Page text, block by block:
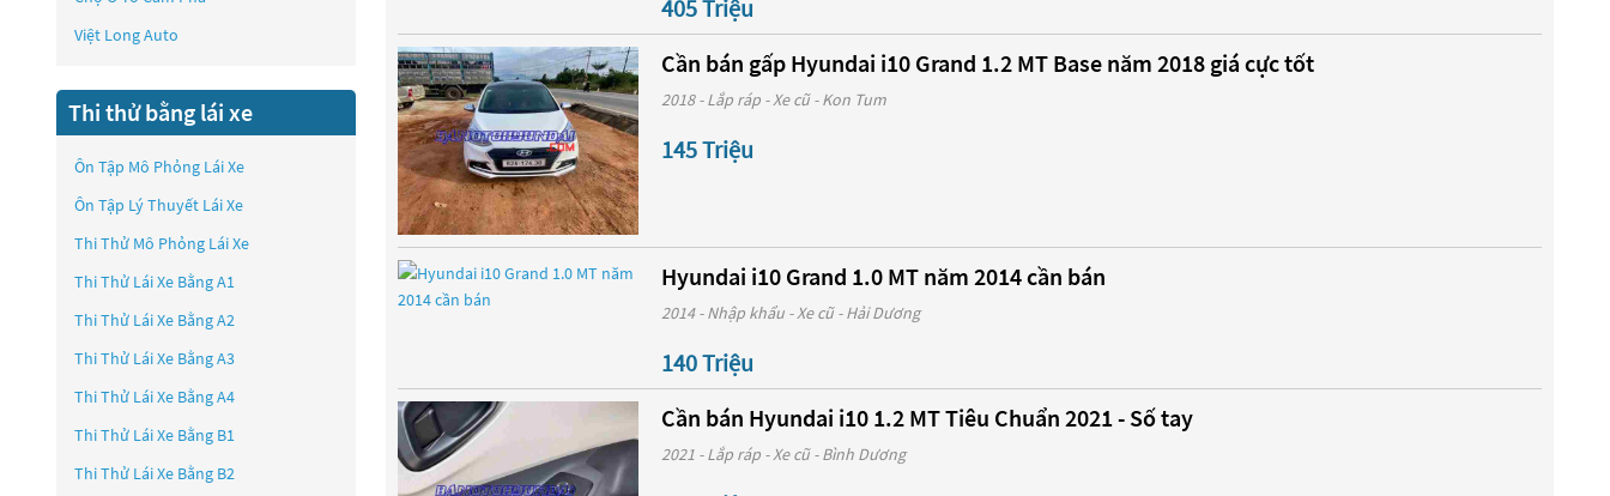
405 Triệu
Cần bán gấp Hyundai i10 Grand 1.2 MT Base năm 2018 giá cực tốt
2018 - Lắp ráp - Xe cũ - Kon Tum
145 Triệu
Hyundai i10 Grand 1.0 MT năm 2014 cần bán
2014 - Nhập khẩu - Xe cũ - Hải Dương
140 Triệu
Cần bán Hyundai i10 1.2 MT Tiêu Chuẩn 2021 - Số tay
2021 - Lắp ráp - Xe cũ - Bình Dương
Việt Long Auto
Thi thử bằng lái xe
Ôn Tập Mô Phỏng Lái Xe
Ôn Tập Lý Thuyết Lái Xe
Thi Thử Mô Phỏng Lái Xe
Thi Thử Lái Xe Bằng A1
Thi Thử Lái Xe Bằng A2
Thi Thử Lái Xe Bằng A3
Thi Thử Lái Xe Bằng A4
Thi Thử Lái Xe Bằng B1
Thi Thử Lái Xe Bằng B2